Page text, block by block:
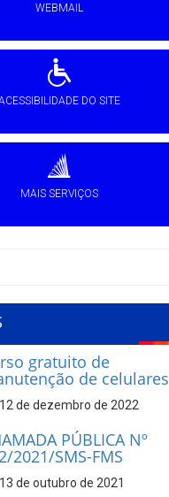
WEBMAIL
DO SITE
MAIS SERVIÇOS
gratuito de
de celulares
12 de dezembro de 2022
PÚBLICA Nº
2021/SMS-FMS
13 de outubro de 2021